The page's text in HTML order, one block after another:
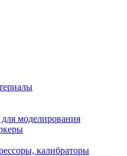
моделирования
калибраторы